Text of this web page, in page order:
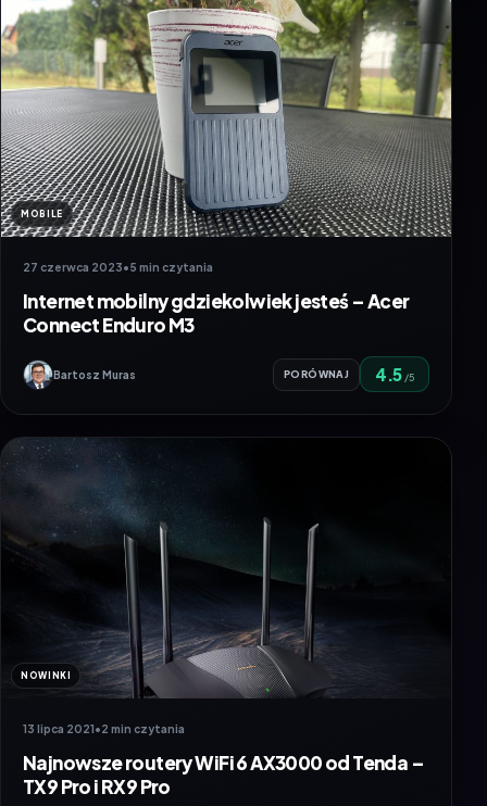
MOBILE
27 czerwca 2023•5 min czytania
Internet mobilny gdziekolwiek jesteś – Acer
Connect Enduro M3
Bartosz Muras PORÓWNAJ 4.5 /5
NOWINKI
13 lipca 2021•2 min czytania
Najnowsze routery WiFi 6 AX3000 od Tenda –
TX9 Pro i RX9 Pro